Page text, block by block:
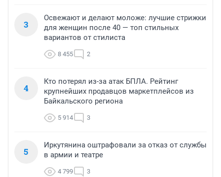
3
Освежают и делают моложе: лучшие стрижки
для женщин после 40 — топ стильных
вариантов от стилиста
8 455 2
4
Кто потерял из-за атак БПЛА. Рейтинг
крупнейших продавцов маркетплейсов из
Байкальского региона
5 914 3
5
Иркутянина оштрафовали за отказ от службы
в армии и театре
4 799 3